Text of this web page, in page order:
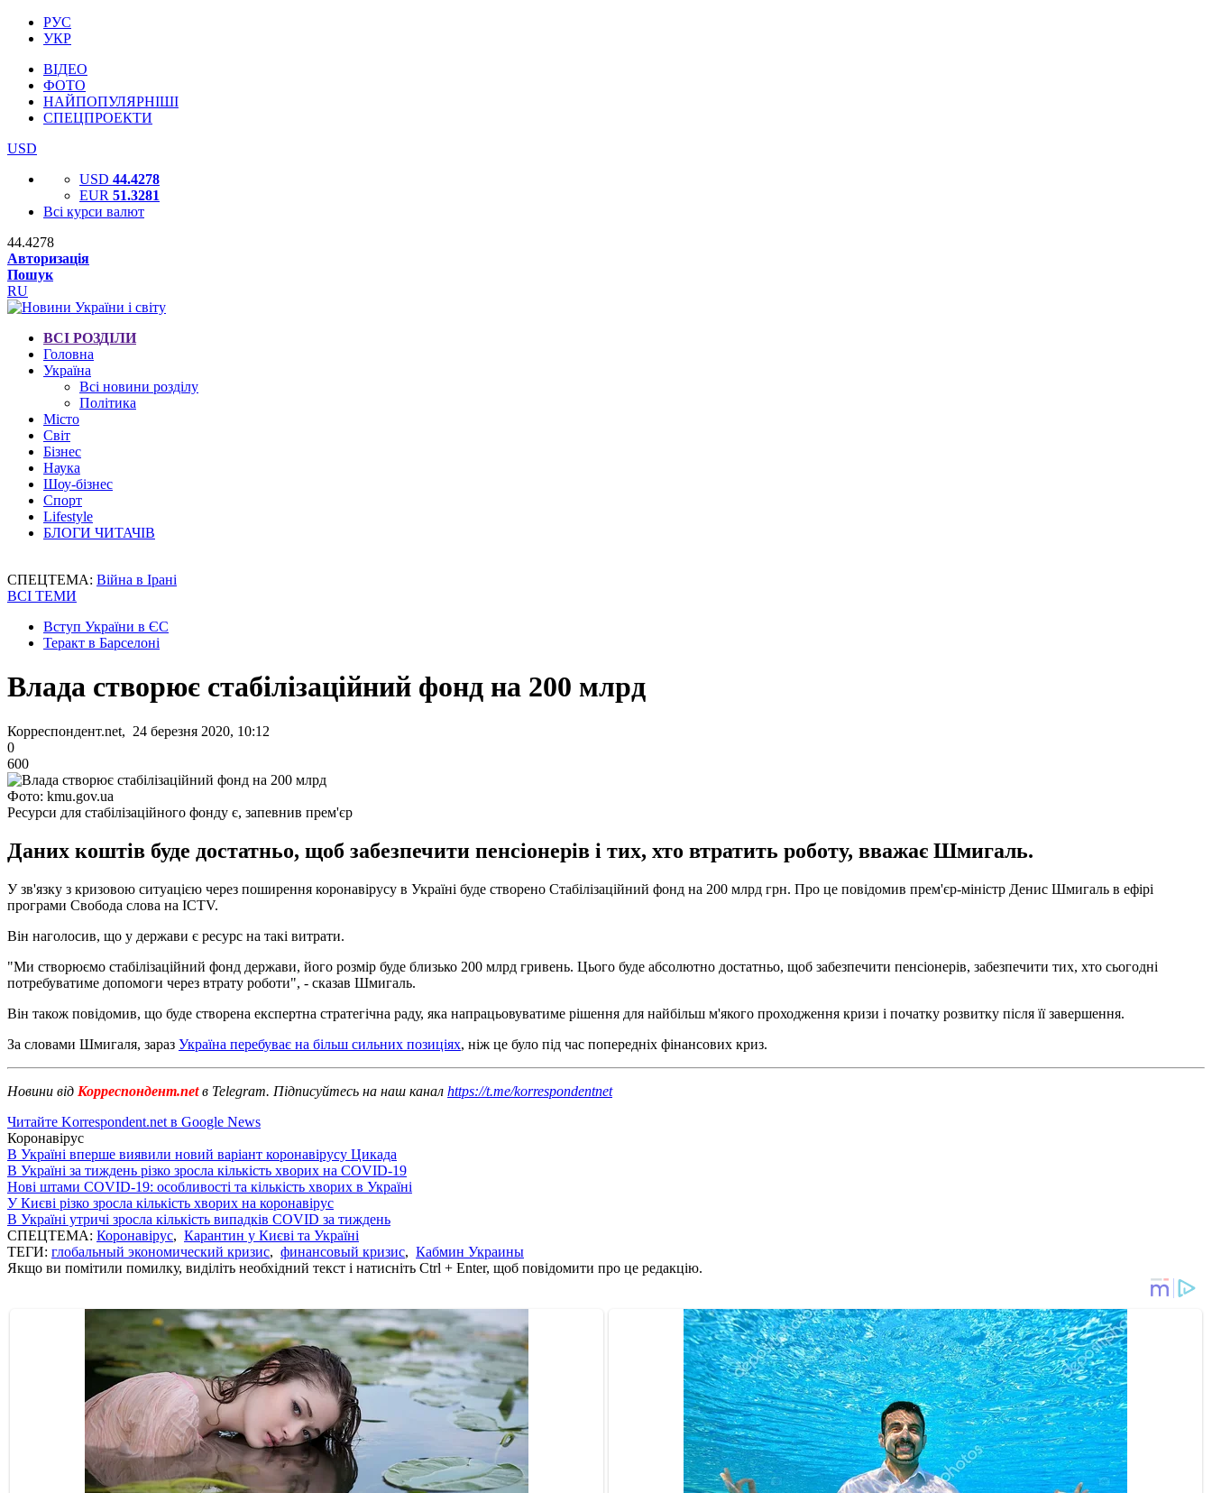
РУС
УКР
ВІДЕО
ФОТО
НАЙПОПУЛЯРНІШІ
СПЕЦПРОЕКТИ
USD
USD 44.4278
EUR 51.3281
Всі курси валют
44.4278
Авторизація
Пошук
RU
ВСІ РОЗДІЛИ
Головна
Україна
Всі новини розділу
Політика
Місто
Світ
Бізнес
Наука
Шоу-бізнес
Спорт
Lifestyle
БЛОГИ ЧИТАЧІВ
СПЕЦТЕМА: Війна в Ірані
ВСІ ТЕМИ
Вступ України в ЄС
Теракт в Барселоні
Влада створює стабілізаційний фонд на 200 млрд
Корреспондент.net, 24 березня 2020, 10:12
0
600
Фото: kmu.gov.ua
Ресурси для стабілізаційного фонду є, запевнив прем'єр
Даних коштів буде достатньо, щоб забезпечити пенсіонерів і тих, хто втратить роботу, вважає Шмигаль.
У зв'язку з кризовою ситуацією через поширення коронавірусу в Україні буде створено Стабілізаційний фонд на 200 млрд грн. Про це повідомив прем'єр-міністр Денис Шмигаль в ефірі
програми Свобода слова на ICTV.
Він наголосив, що у держави є ресурс на такі витрати.
"Ми створюємо стабілізаційний фонд держави, його розмір буде близько 200 млрд гривень. Цього буде абсолютно достатньо, щоб забезпечити пенсіонерів, забезпечити тих, хто сьогодні
потребуватиме допомоги через втрату роботи", - сказав Шмигаль.
Він також повідомив, що буде створена експертна стратегічна раду, яка напрацьовуватиме рішення для найбільш м'якого проходження кризи і початку розвитку після її завершення.
За словами Шмигаля, зараз Україна перебуває на більш сильних позиціях, ніж це було під час попередніх фінансових криз.
Новини від Корреспондент.netв Telegram. Підписуйтесь на наш канал https://t.me/korrespondentnet
Читайте Korrespondent.net в Google News
Коронавірус
В Україні вперше виявили новий варіант коронавірусу Цикада
В Україні за тиждень різко зросла кількість хворих на COVID-19
Нові штами COVID-19: особливості та кількість хворих в Україні
У Києві різко зросла кількість хворих на коронавірус
В Україні утричі зросла кількість випадків COVID за тиждень
СПЕЦТЕМА: Коронавірус, Карантин у Києві та Україні
ТЕГИ: глобальный экономический кризис, финансовый кризис, Кабмин Украины
Якщо ви помітили помилку, виділіть необхідний текст і натисніть Ctrl + Enter, щоб повідомити про це редакцію.